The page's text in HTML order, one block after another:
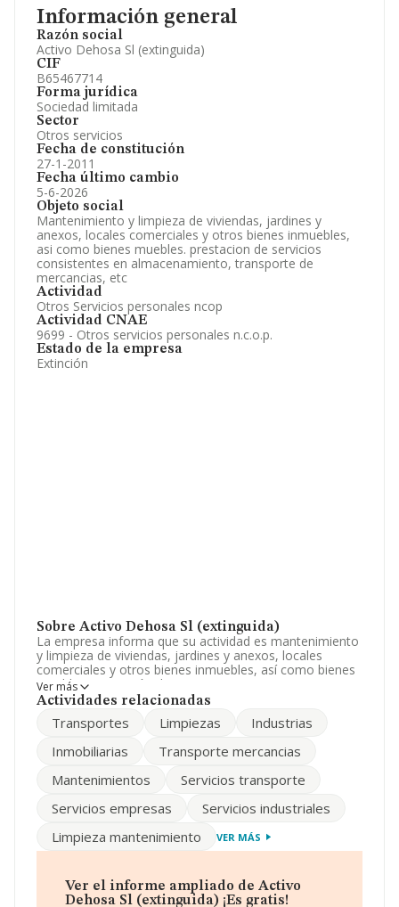
Información general
Razón social
Activo Dehosa Sl (extinguida)
CIF
B65467714
Forma jurídica
Sociedad limitada
Sector
Otros servicios
Fecha de constitución
27-1-2011
Fecha último cambio
5-6-2026
Objeto social
Mantenimiento y limpieza de viviendas, jardines y
anexos, locales comerciales y otros bienes inmuebles,
asi como bienes muebles. prestacion de servicios
consistentes en almacenamiento, transporte de
mercancias, etc
Actividad
Otros Servicios personales ncop
Actividad CNAE
9699 - Otros servicios personales n.c.o.p.
Estado de la empresa
Extinción
Sobre Activo Dehosa Sl (extinguida)
La empresa informa que su actividad es mantenimiento
y limpieza de viviendas, jardines y anexos, locales
comerciales y otros bienes inmuebles, así como bienes
muebles. prestación de servicios consistentes en
almacenamiento, transporte de mercancías, etc. La
CNAE: 9699 - '%cnae%'. La compañía no tiene actividad
número de identificación fiscal B65467714, tiene
(08004), Barcelona, Cataluña.
En relación con el sector y disponiendo de los datos de
hasta 9.722 empresas, en el ámbito nacional la
el promedio de la facturación de ventas entre todas las
compañías asciende a los 263 mil euros. Como
Ver más
Actividades relacionadas
Transportes Limpiezas
Industrias
Inmobiliarias
Transporte mercancias
Mantenimientos
Servicios transporte
Servicios empresas
Servicios industriales
Limpieza mantenimiento
VER MÁS
Ver el informe ampliado de Activo
Dehosa Sl (extinguida) ¡Es gratis!
Información oficial y registral complementaria.